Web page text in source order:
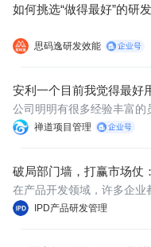
如何挑选“做得最好”的研
思码逸研发效能
安利一个目前我觉得最好
禅道项目管理
公司明明有很多经验丰富的
当新项目启动或新人入职时
破局部门墙，打赢市场仗
IPD产品研发管理
在产品开发领域，许多企业
严，沟通靠吼，扯皮不断